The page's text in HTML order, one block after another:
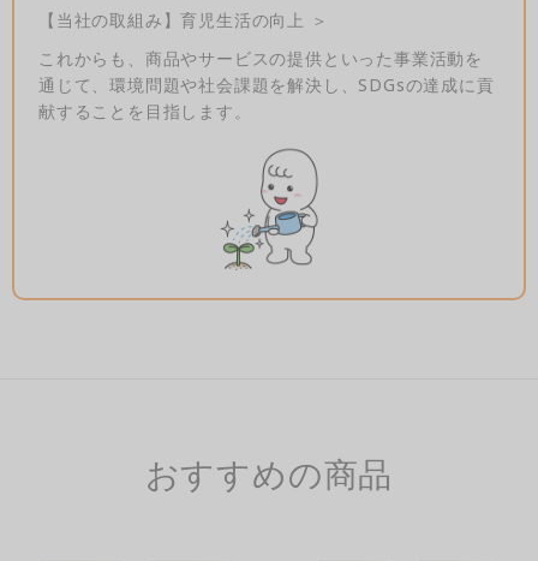
【当社の取組み】育児生活の向上 ＞
これからも、商品やサービスの提供といった事業活動を
通じて、環境問題や社会課題を解決し、SDGsの達成に貢
献することを目指します。
おすすめの商品